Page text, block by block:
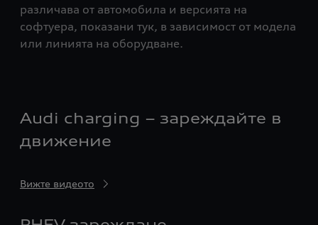
различава от автомобила и версията на
софтуера, показани тук, в зависимост от модела
или линията на оборудване.
Audi charging – зареждайте в
движение
Вижте видеото